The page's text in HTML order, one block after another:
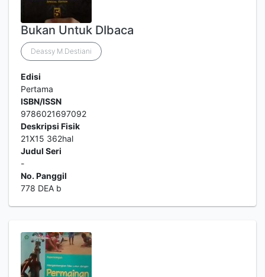
Bukan Untuk DIbaca
Deassy M.Destiani
Edisi
Pertama
ISBN/ISSN
9786021697092
Deskripsi Fisik
21X15 362hal
Judul Seri
-
No. Panggil
778 DEA b